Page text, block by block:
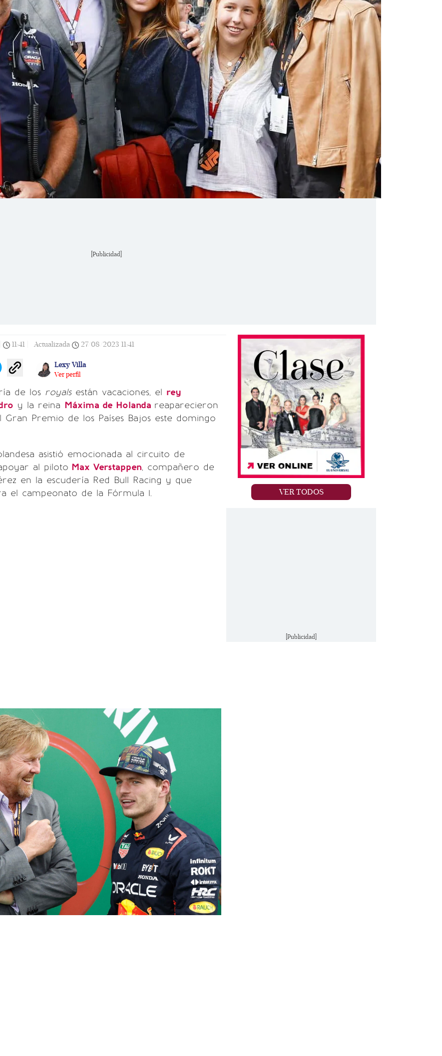
[Publicidad]
11:41 Actualizada 27/08/2023 11:41
Lexy Villa
Ver perfil
de los royalsestán vacaciones, el rey
y la reina Máxima de Holanda reaparecieron
Premio de los Países Bajos este domingo
asistió emocionada al circuito de
al piloto Max Verstappen, compañero de
en la escudería Red Bull Racing y que
el campeonato de la Fórmula 1.
VER TODOS
[Publicidad]